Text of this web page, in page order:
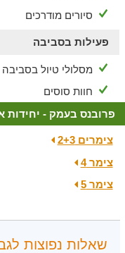
סיורים מודרכים
פעילות בסביבה
מסלולי טיול בסביבה
חוות סוסים
פרובנס בעמק - יחידות
צימרים 2+3
צימר 4
צימר 5
שאלות נפוצות